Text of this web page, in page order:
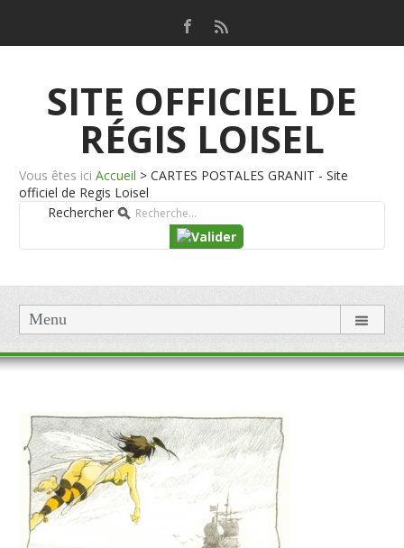
SITE OFFICIEL DE
RÉGIS LOISEL
Vous êtes ici Accueil > CARTES POSTALES GRANIT - Site
officiel de Regis Loisel
Rechercher
Menu